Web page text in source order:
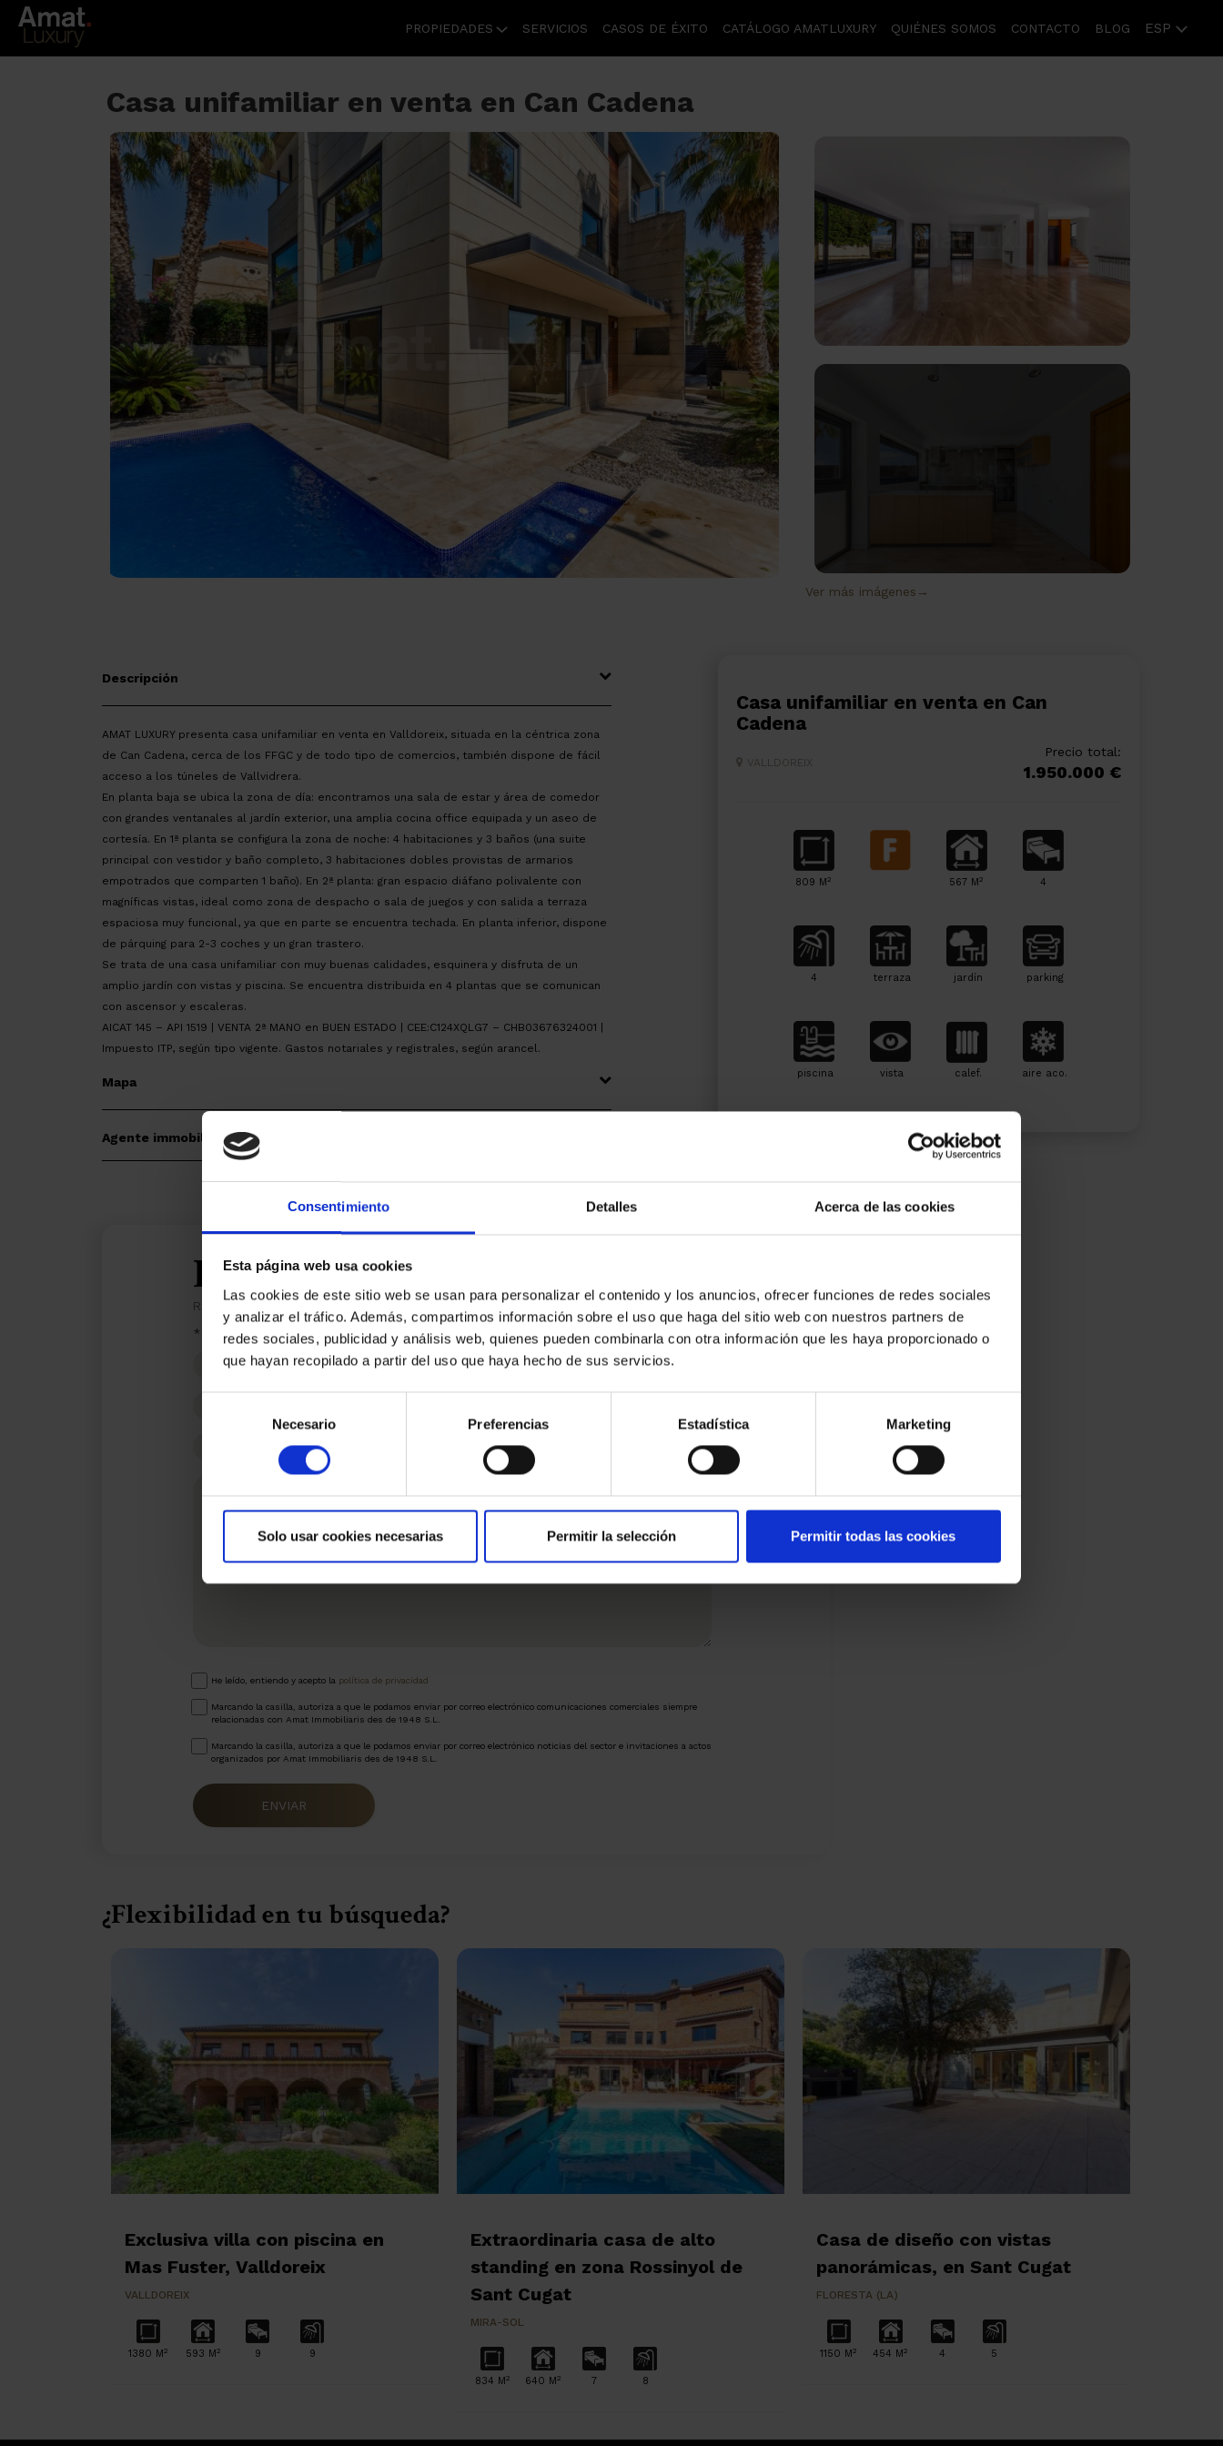
Consentimiento Detalles Acerca de las cookies
Esta página web usa cookies
Las cookies de este sitio web se usan para personalizar el contenido y los anuncios, ofrecer funciones de redes sociales
y analizar el tráfico. Además, compartimos información sobre el uso que haga del sitio web con nuestros partners de
redes sociales, publicidad y análisis web, quienes pueden combinarla con otra información que les haya proporcionado o
que hayan recopilado a partir del uso que haya hecho de sus servicios.
consentimiento
Necesario Preferencias Estadística Marketing
Solo usar cookies necesarias Permitir la selección Permitir todas las cookies
PROPIEDADES SERVICIOS CASOS DE ÉXITO CATÁLOGO AMATLUXURY QUIÉNES SOMOS CONTACTO BLOG ESP
Casa unifamiliar en venta en Can Cadena
Ver más imágenes→
Descripción
AMAT LUXURY presenta casa unifamiliar en venta en Valldoreix, situada en la céntrica zona
de Can Cadena, cerca de los FFGC y de todo tipo de comercios, también dispone de fácil
acceso a los túneles de Vallvidrera.
En planta baja se ubica la zona de día: encontramos una sala de estar y área de comedor
con grandes ventanales al jardín exterior, una amplia cocina office equipada y un aseo de
cortesía. En 1ª planta se configura la zona de noche: 4 habitaciones y 3 baños (una suite
principal con vestidor y baño completo, 3 habitaciones dobles provistas de armarios
empotrados que comparten 1 baño). En 2ª planta: gran espacio diáfano polivalente con
magníficas vistas, ideal como zona de despacho o sala de juegos y con salida a terraza
espaciosa muy funcional, ya que en parte se encuentra techada. En planta inferior, dispone
de párquing para 2-3 coches y un gran trastero.
Se trata de una casa unifamiliar con muy buenas calidades, esquinera y disfruta de un
amplio jardín con vistas y piscina. Se encuentra distribuida en 4 plantas que se comunican
con ascensor y escaleras.
AICAT 145 – API 1519 | VENTA 2ª MANO en BUEN ESTADO | CEE:C124XQLG7 – CHB03676324001 |
Impuesto ITP, según tipo vigente. Gastos notariales y registrales, según arancel.
Mapa
Agente immobiliario
Casa unifamiliar en venta en Can
Cadena
VALLDOREIX
Precio total:
1.950.000 €
809 M2 567 M2 4
4 terraza jardín parking
piscina vista calef. aire aco.
Me interesa
Estoy interesado
Ref.:
*Campos requeridos
Nombre
He leído, entiendo y acepto la política de privacidad
Marcando la casilla, autoriza a que le podamos enviar por correo electrónico comunicaciones comerciales siempre
relacionadas con Amat Immobiliaris des de 1948 S.L.
Marcando la casilla, autoriza a que le podamos enviar por correo electrónico noticias del sector e invitaciones a actos
organizados por Amat Immobiliaris des de 1948 S.L.
ENVIAR
¿Flexibilidad en tu búsqueda?
Exclusiva villa con piscina en
Mas Fuster, Valldoreix
VALLDOREIX
1380 M2 593 M2 9 9
Extraordinaria casa de alto
standing en zona Rossinyol de
Sant Cugat
MIRA-SOL
834 M2 640 M2 7 8
Casa de diseño con vistas
panorámicas, en Sant Cugat
FLORESTA (LA)
1150 M2 454 M2 4 5